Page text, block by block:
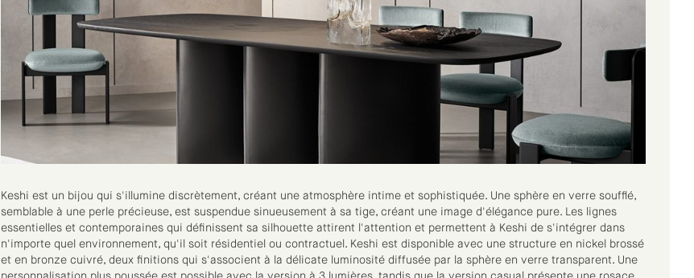
Keshi est un bijou qui s'illumine discrètement, créant une atmosphère intime et sophistiquée. Une sphère en verre soufflé,
semblable à une perle précieuse, est suspendue sinueusement à sa tige, créant une image d'élégance pure. Les lignes
essentielles et contemporaines qui définissent sa silhouette attirent l'attention et permettent à Keshi de s'intégrer dans
n'importe quel environnement, qu'il soit résidentiel ou contractuel. Keshi est disponible avec une structure en nickel brossé
et en bronze cuivré, deux finitions qui s'associent à la délicate luminosité diffusée par la sphère en verre transparent. Une